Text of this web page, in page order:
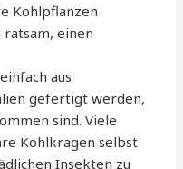
Kohlpflanzen
ratsam, einen
aus
gefertigt werden,
sind. Viele
Kohlkragen selbst
Insekten zu